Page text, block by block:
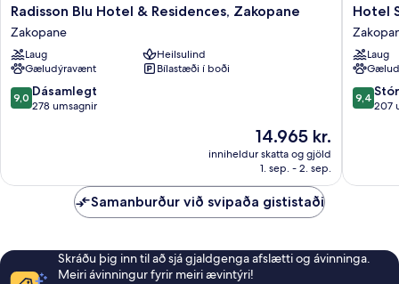
Radisson
Blu
Hotel
&
Residences,
Zakopane
Zakopane
Radisson Blu Hotel & Residences, Zakopane
Zakopane
Laug
Heilsulind
Gæludýravænt
Bílastæði í boði
9.0
af
9,0 Dásamlegt
278 umsagnir
Verðið
er
14.965 kr.
14.965 kr.
inniheldur skatta og gjöld
1. sep. - 2. sep.
Hotel
Sabala
Hotel
Laug
9.4
af
9,4
207
Samanburður við svipaða gististaði
Skráðu þig inn til að sjá gjaldgenga afslætti og ávinninga.
Meiri ávinningur fyrir meiri ævintýri!